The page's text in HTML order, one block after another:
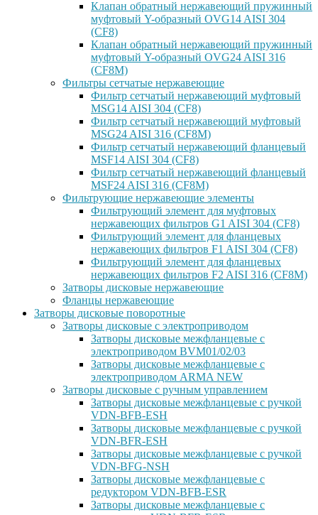
Клапан обратный нержавеющий пружинный
муфтовый Y-образный OVG14 AISI 304
(CF8)
Клапан обратный нержавеющий пружинный
муфтовый Y-образный OVG24 AISI 316
(CF8М)
Фильтры сетчатые нержавеющие
Фильтр сетчатый нержавеющий муфтовый
MSG14 AISI 304 (CF8)
Фильтр сетчатый нержавеющий муфтовый
MSG24 AISI 316 (CF8M)
Фильтр сетчатый нержавеющий фланцевый
MSF14 AISI 304 (CF8)
Фильтр сетчатый нержавеющий фланцевый
MSF24 AISI 316 (CF8M)
Фильтрующие нержавеющие элементы
Фильтрующий элемент для муфтовых
нержавеющих фильтров G1 AISI 304 (CF8)
Фильтрующий элемент для фланцевых
нержавеющих фильтров F1 AISI 304 (CF8)
Фильтрующий элемент для фланцевых
нержавеющих фильтров F2 AISI 316 (CF8M)
Затворы дисковые нержавеющие
Фланцы нержавеющие
Затворы дисковые поворотные
Затворы дисковые с электроприводом
Затворы дисковые межфланцевые с
электроприводом BVM01/02/03
Затворы дисковые межфланцевые с
электроприводом ARMA NEW
Затворы дисковые с ручным управлением
Затворы дисковые межфланцевые с ручкой
VDN-BFB-ESH
Затворы дисковые межфланцевые с ручкой
VDN-BFR-ESH
Затворы дисковые межфланцевые с ручкой
VDN-BFG-NSH
Затворы дисковые межфланцевые с
редуктором VDN-BFB-ESR
Затворы дисковые межфланцевые с